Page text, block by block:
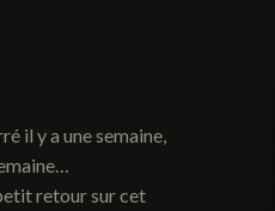
il y a une semaine,
retour sur cet